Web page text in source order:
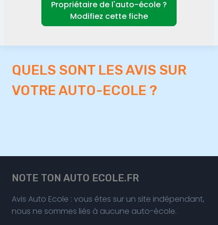
Propriétaire de l'auto-école ?
Modifiez cette fiche
QUELS SONT LES AVIS SUR
VOTRE AUTO-ECOLE ?
NOTE TON AUTO ECOLE.FR
Avis Auto Ecole : vous êtes sur un site indépendant,
nous ne sommes liés à aucune auto-école.